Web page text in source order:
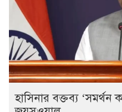
হাসিনার বক্তব্য ‘সমর্থন